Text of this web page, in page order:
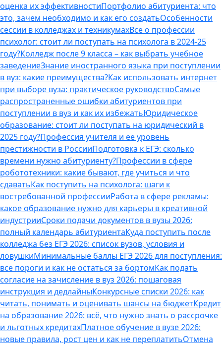
оценка их эффективностиПортфолио абитуриента: что
это, зачем необходимо и как его создатьОсобенности
сессии в колледжах и техникумахВсе о профессии
психолог: стоит ли поступать на психолога в 2024-25
году?Колледж после 9 класса – как выбрать учебное
заведениеЗнание иностранного языка при поступлении
в вуз: какие преимущества?Как использовать интернет
при выборе вуза: практическое руководствоСамые
распространенные ошибки абитуриентов при
поступлении в вуз и как их избежатьЮридическое
образование: стоит ли поступать на юридический в
2025 году?Профессия учителя и ее уровень
престижности в РоссииПодготовка к ЕГЭ: сколько
времени нужно абитуриенту?Профессии в сфере
робототехники: какие бывают, где учиться и что
сдаватьКак поступить на психолога: шаги к
востребованной профессииРабота в сфере рекламы:
какое образование нужно для карьеры в креативной
индустрииСроки подачи документов в вузы 2026:
полный календарь абитуриентаКуда поступить после
колледжа без ЕГЭ 2026: список вузов, условия и
ловушкиМинимальные баллы ЕГЭ 2026 для поступления:
все пороги и как не остаться за бортомКак подать
согласие на зачисление в вуз 2026: пошаговая
инструкция и дедлайныКонкурсные списки 2026: как
читать, понимать и оценивать шансы на бюджетКредит
на образование 2026: всё, что нужно знать о рассрочке
и льготных кредитахПлатное обучение в вузе 2026:
новые правила, рост цен и как не переплатитьОтмена